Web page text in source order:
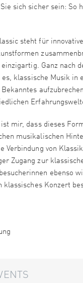
sich sicher sein: So
steht für
Ganz nach
klassische Musik in
mir, dass dieses
musikalischen
Verbindung von
Zugang zur
ebenso
klassisches Konzert